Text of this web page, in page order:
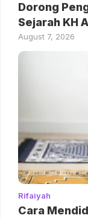
Dorong
Sejarah KH
August 7, 2026
Rifaiyah
Cara